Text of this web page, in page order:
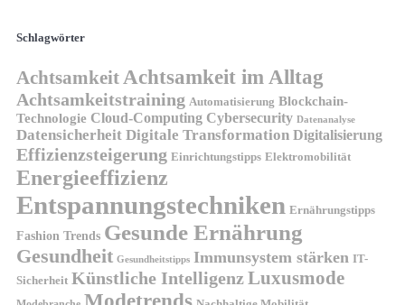
Schlagwörter
AchtsamkeitAchtsamkeit im Alltag
Achtsamkeitstraining Automatisierung Blockchain-
Technologie Cloud-Computing Cybersecurity Datenanalyse
Datensicherheit Digitale Transformation Digitalisierung
Effizienzsteigerung Einrichtungstipps Elektromobilität
Energieeffizienz
Entspannungstechniken Ernährungstipps
Fashion Trends Gesunde Ernährung
Gesundheit Gesundheitstipps Immunsystem stärken IT-
Sicherheit Künstliche IntelligenzLuxusmode